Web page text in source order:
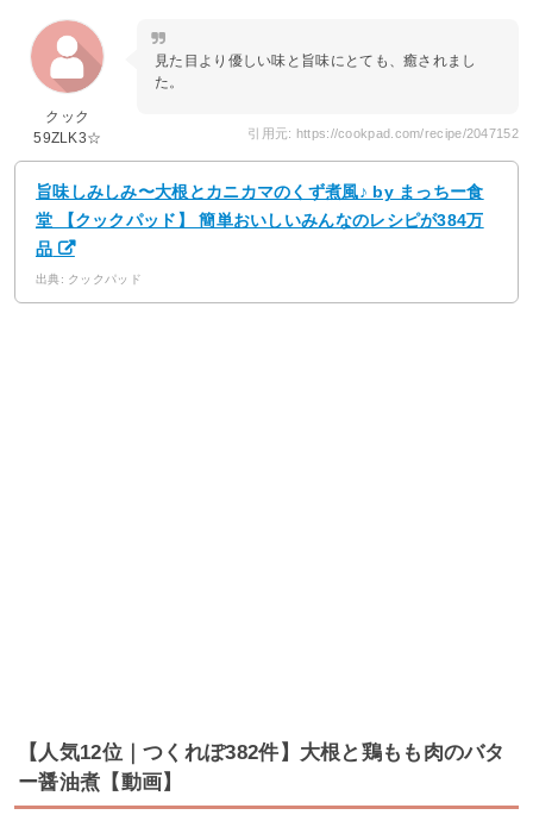
クック
59ZLK3☆
見た目より優しい味と旨味にとても、癒されまし
た。
引用元: https://cookpad.com/recipe/2047152
旨味しみしみ〜大根とカニカマのくず煮風♪ by まっちー食
堂 【クックパッド】 簡単おいしいみんなのレシピが384万
品
出典: クックパッド
【人気12位｜つくれぽ382件】大根と鶏もも肉のバタ
ー醤油煮【動画】